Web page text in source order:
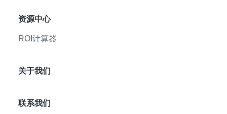
资源中心
ROI计算器
关于我们
联系我们